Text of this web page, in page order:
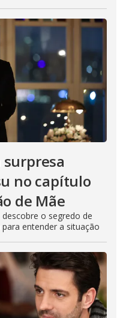
no capítulo
de Mãe
o segredo de
entender a situação